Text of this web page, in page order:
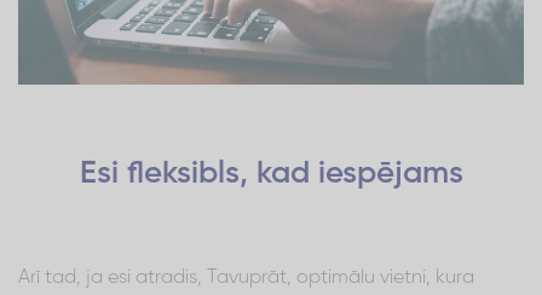
Esi fleksibls, kad iespējams
Arī tad, ja esi atradis, Tavuprāt, optimālu vietni, kura